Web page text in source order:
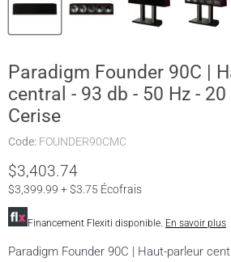
Paradigm Founder 90C |
central - 93 db - 50 Hz -
Cerise
Code: FOUNDER90CMC
$3,403.74
$3,399.99 + $3.75 Écofrais
Financement Flexiti disponible. En savoir plus
Paradigm Founder 90C | Haut-parleur